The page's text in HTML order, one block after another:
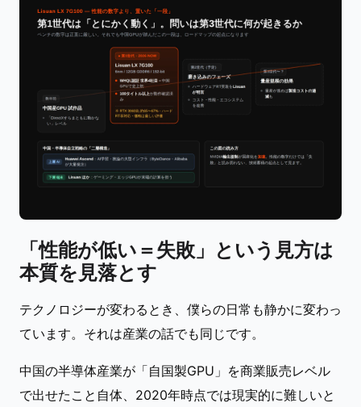
「性能が低い＝失敗」という見方は
本質を見落とす
テクノロジーが変わるとき、僕らの日常も静かに変わっ
ています。それは産業の話でも同じです。
中国の半導体産業が「自国製GPU」を商業販売レベル
で出せたこと自体、2020年時点では現実的に難しいと